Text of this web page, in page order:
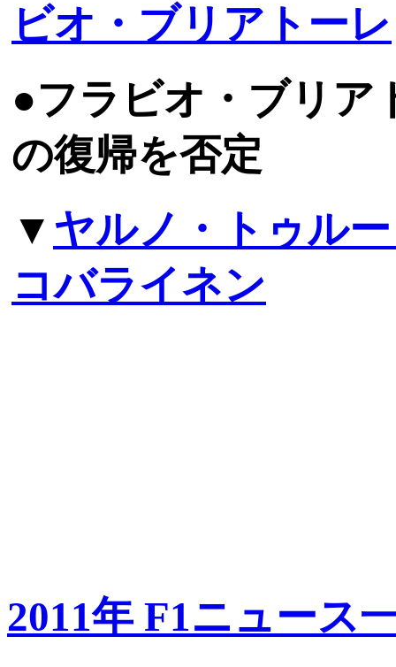
ビオ・ブリアトーレ
●フラビオ・ブリア
の復帰を否定
▼ ヤルノ・トゥル
コバライネン
2011年 F1ニュース